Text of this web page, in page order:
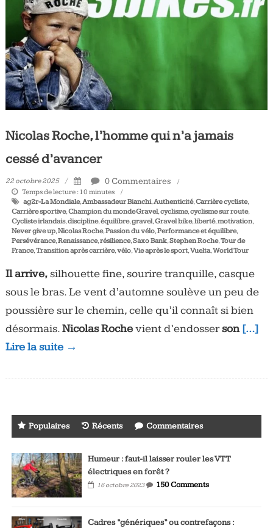
Tous
les
jours,
votre
actualité
vélo
et
triathlon
Nicolas Roche, l’homme qui n’a jamais
cessé d’avancer
22 octobre 2025 0 Commentaires
Temps de lecture : 10 minutes
ag2r-La Mondiale,Ambassadeur Bianchi,Authenticité,Carrière cycliste,
Carrière sportive,Champion du monde Gravel,cyclisme,cyclisme sur route,
Cycliste irlandais,discipline,équilibre,gravel,Gravel bike,liberté,motivation,
Never give up,Nicolas Roche,Passion du vélo,Performance et équilibre,
Persévérance,Renaissance,résilience,Saxo Bank,Stephen Roche,Tour de
France,Transition après carrière,vélo,Vie après le sport,Vuelta,World Tour
Il arrive,silhouette fine, sourire tranquille, casque
sous le bras. Le vent d’automne soulève un peu de
poussière sur le chemin, celle qu’il connaît si bien
désormais.Nicolas Rochevient d’endosserson[…]
Lire la suite →
Populaires Récents Commentaires
Humeur : faut-il laisser rouler les VTT
électriques en forêt ?
16 octobre 2023 150 Comments
Cadres “génériques” ou contrefaçons :